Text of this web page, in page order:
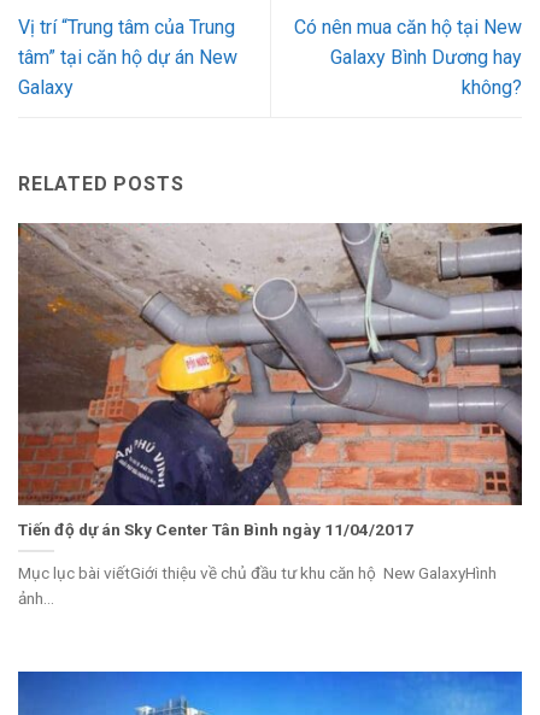
Vị trí “Trung tâm của Trung
tâm” tại căn hộ dự án New
Galaxy
Có nên mua căn hộ tại New
Galaxy Bình Dương hay
không?
RELATED POSTS
Tiến độ dự án Sky Center Tân Bình ngày 11/04/2017
Mục lục bài viếtGiới thiệu về chủ đầu tư khu căn hộ New GalaxyHình
ảnh...